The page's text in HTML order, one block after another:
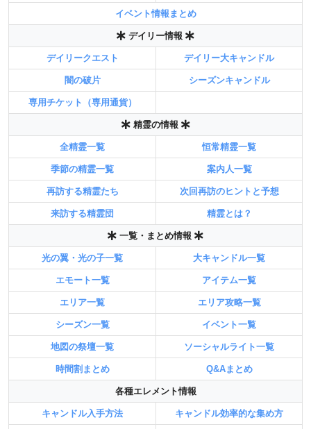
イベント情報まとめ
デイリー情報
デイリークエスト デイリー大キャンドル
闇の破片 シーズンキャンドル
専用チケット（専用通貨）
精霊の情報
全精霊一覧 恒常精霊一覧
季節の精霊一覧 案内人一覧
再訪する精霊たち 次回再訪のヒントと予想
来訪する精霊団 精霊とは？
一覧・まとめ情報
光の翼・光の子一覧 大キャンドル一覧
エモート一覧 アイテム一覧
エリア一覧 エリア攻略一覧
シーズン一覧 イベント一覧
地図の祭壇一覧 ソーシャルライト一覧
時間割まとめ Q&Aまとめ
各種エレメント情報
キャンドル入手方法 キャンドル効率的な集め方